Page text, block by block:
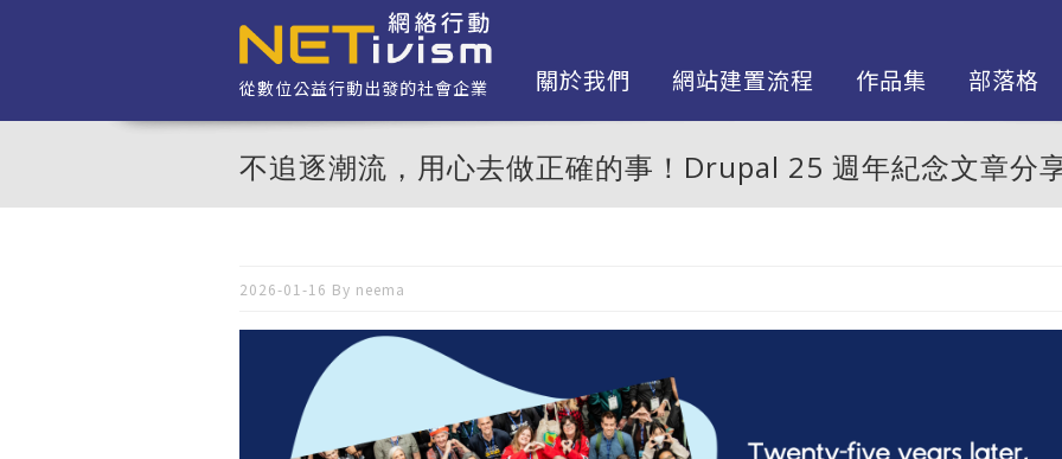
從數位公益行動出發的社會企業 關於我們 網站建置流程 作品集 部落格
不追逐潮流，用心去做正確的事！Drupal 25 週年紀念文章分
2026-01-16 By neema